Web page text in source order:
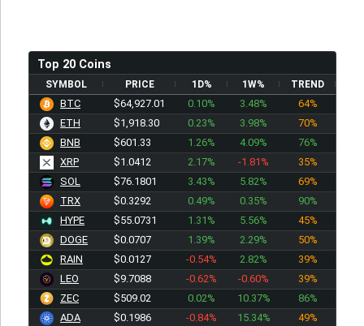
Top 20 Coins
SYMBOL PRICE 1D% 1W% TREND
BTC $64,927.01 0.10% 3.48%
64%
ETH
$1,918.30 0.23% 3.98%
70%
BNB
$601.33 1.26% 4.09%
76%
XRP
$1.0412 2.17% -1.81%
35%
SOL
$76.1801 3.43% 5.82%
69%
TRX
$0.3292 0.49% 0.35%
90%
HYPE
$55.0731 1.31% 5.56%
45%
DOGE
$0.0707 1.39% 2.29%
50%
RAIN
$0.0127 -0.54% 2.82%
39%
LEO
$9.7088 -0.62% -0.60%
39%
ZEC
$509.02 0.02% 10.37%
86%
ADA
$0.1986 -0.84% 15.34% 49%